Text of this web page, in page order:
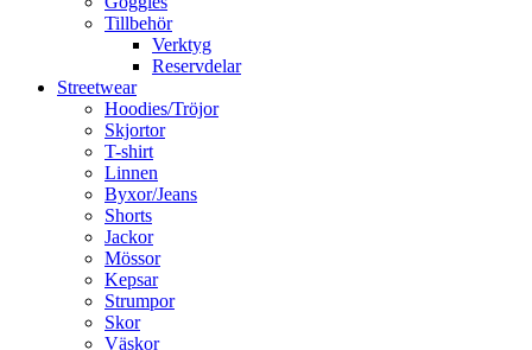
Tillbehör
Verktyg
Reservdelar
Streetwear
Hoodies/Tröjor
Skjortor
T-shirt
Linnen
Byxor/Jeans
Shorts
Jackor
Mössor
Kepsar
Strumpor
Skor
Väskor